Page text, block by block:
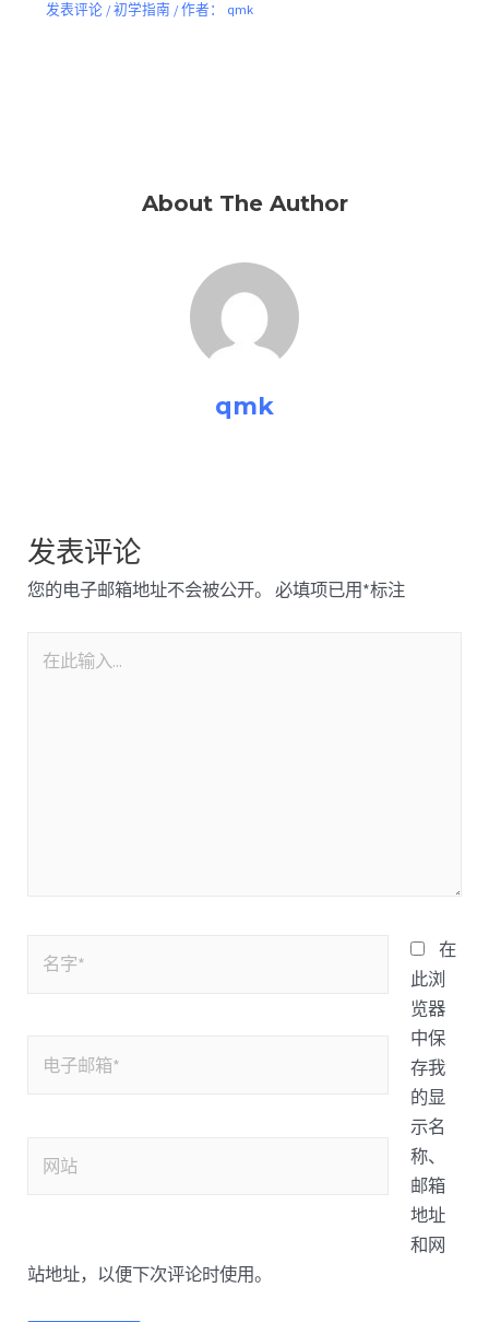
发表评论 /初学指南 / 作者： qmk
About The Author
qmk
发表评论
您的电子邮箱地址不会被公开。 必填项已用*标注
在
此浏
览器
中保
存我
的显
示名
称、
邮箱
地址
和网
站地址，以便下次评论时使用。